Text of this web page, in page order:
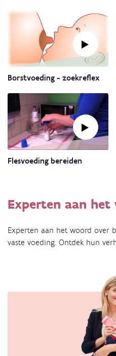
video:
weten
over
Link
video:
Borstvoeding
-
zoekreflex
Borstvoeding - zoekreflex
Link
bereiden
Flesvoeding bereiden
Experten aan het
Experten aan het woord over
vaste voeding. Ontdek hun